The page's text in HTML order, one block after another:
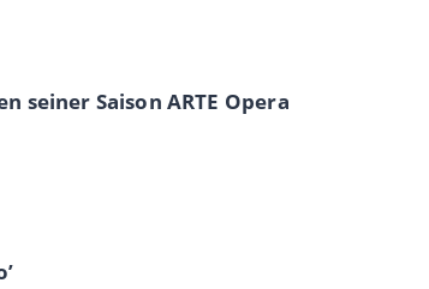
seiner Saison ARTE Opera